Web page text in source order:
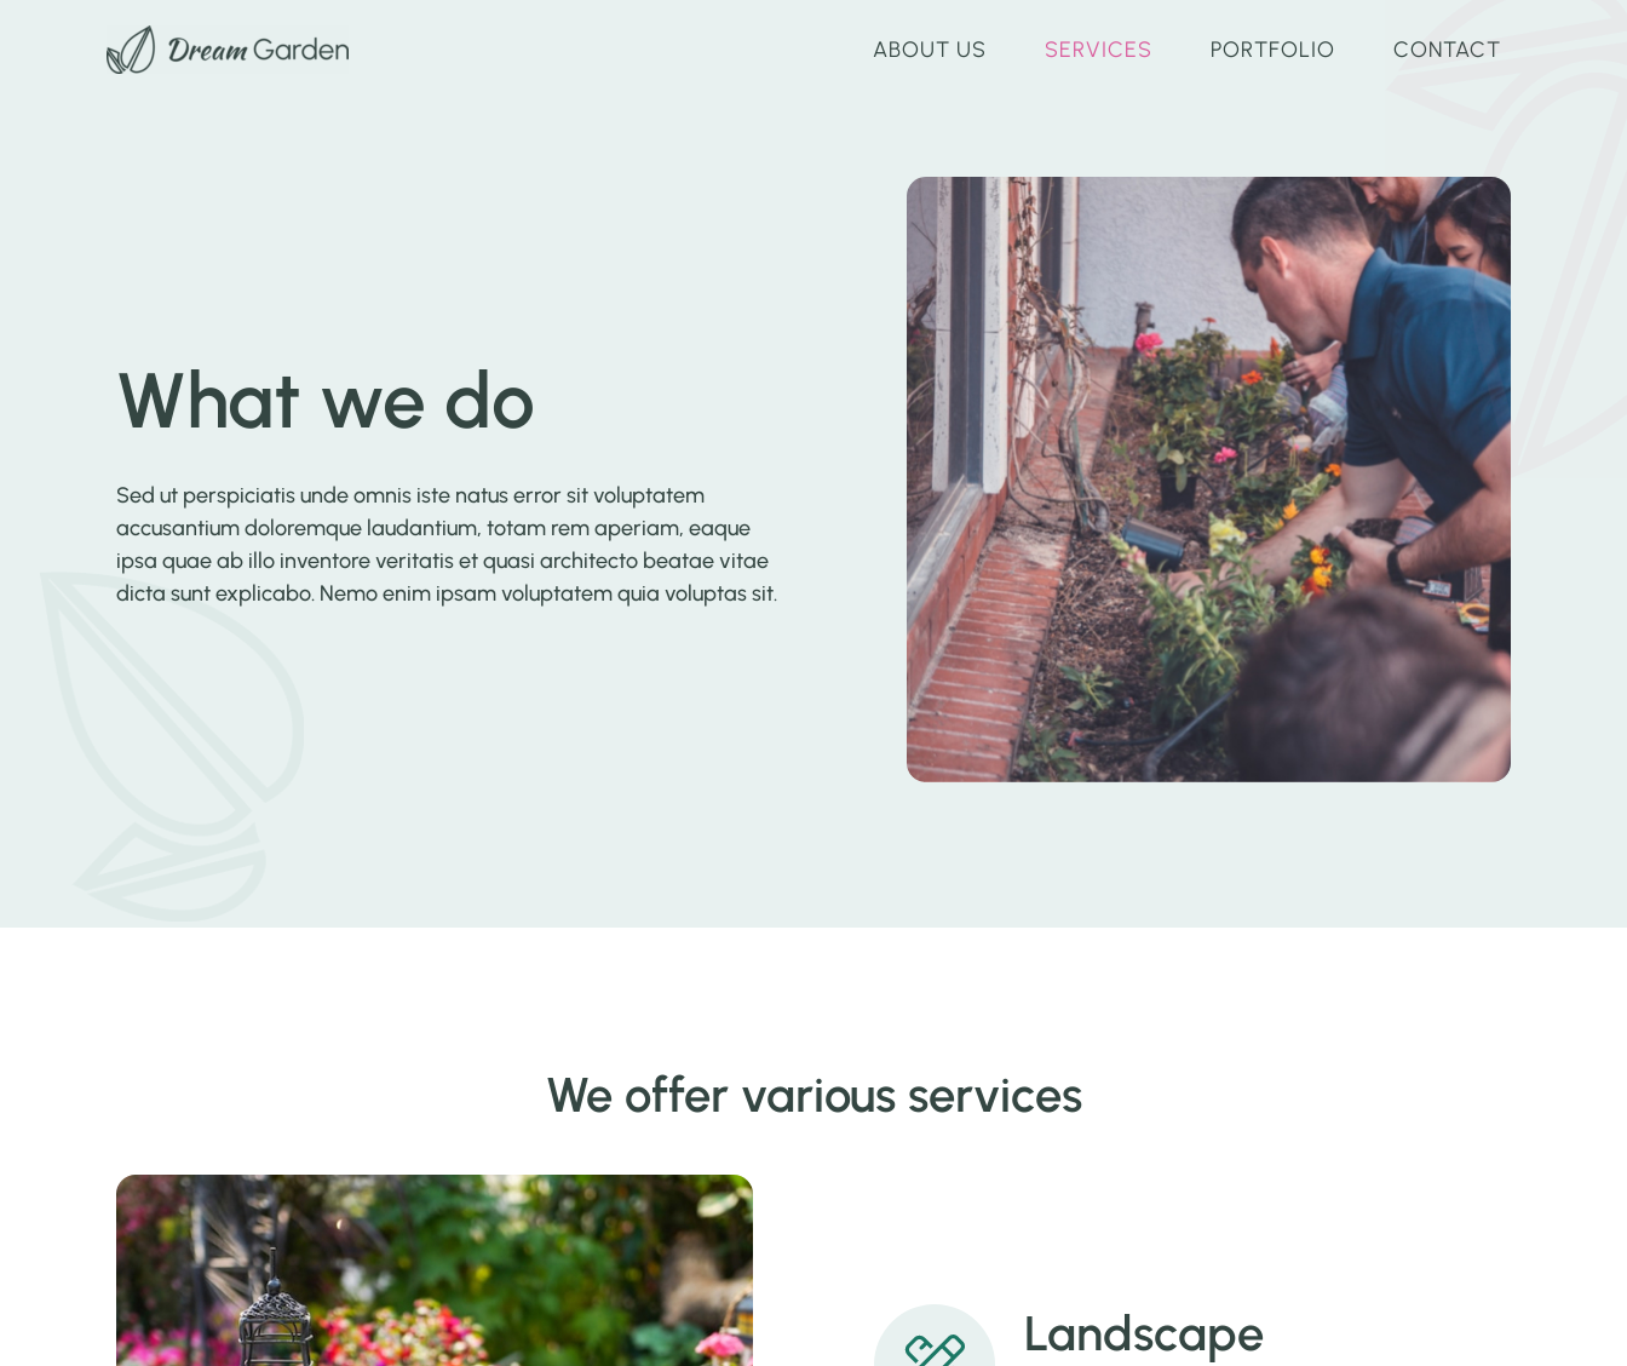
ABOUT US SERVICES PORTFOLIO CONTACT
What we do
Sed ut perspiciatis unde omnis iste natus error sit voluptatem
accusantium doloremque laudantium, totam rem aperiam, eaque
ipsa quae ab illo inventore veritatis et quasi architecto beatae vitae
dicta sunt explicabo. Nemo enim ipsam voluptatem quia voluptas sit.
We offer various services
Landscape